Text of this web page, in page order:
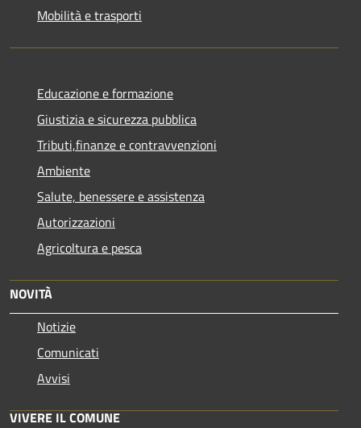
Mobilità e trasporti
Educazione e formazione
Giustizia e sicurezza pubblica
Tributi,finanze e contravvenzioni
Ambiente
Salute, benessere e assistenza
Autorizzazioni
Agricoltura e pesca
NOVITÀ
Notizie
Comunicati
Avvisi
VIVERE IL COMUNE